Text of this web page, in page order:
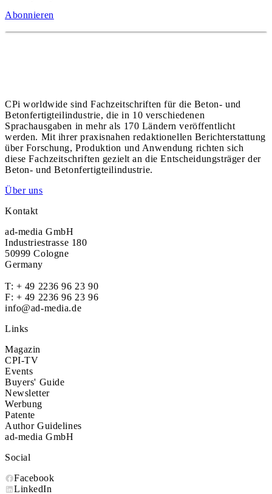
Abonnieren
CPi worldwide sind Fachzeitschriften für die Beton- und
Betonfertigteilindustrie, die in 10 verschiedenen
Sprachausgaben in mehr als 170 Ländern veröffentlicht
werden. Mit ihrer praxisnahen redaktionellen Berichterstattung
über Forschung, Produktion und Anwendung richten sich
diese Fachzeitschriften gezielt an die Entscheidungsträger der
Beton- und Betonfertigteilindustrie.
Über uns
Kontakt
ad-media GmbH
Industriestrasse 180
50999 Cologne
Germany
T: + 49 2236 96 23 90
F: + 49 2236 96 23 96
info@ad-media.de
Links
Magazin
CPI-TV
Events
Buyers' Guide
Newsletter
Werbung
Patente
Author Guidelines
ad-media GmbH
Social
Facebook
LinkedIn